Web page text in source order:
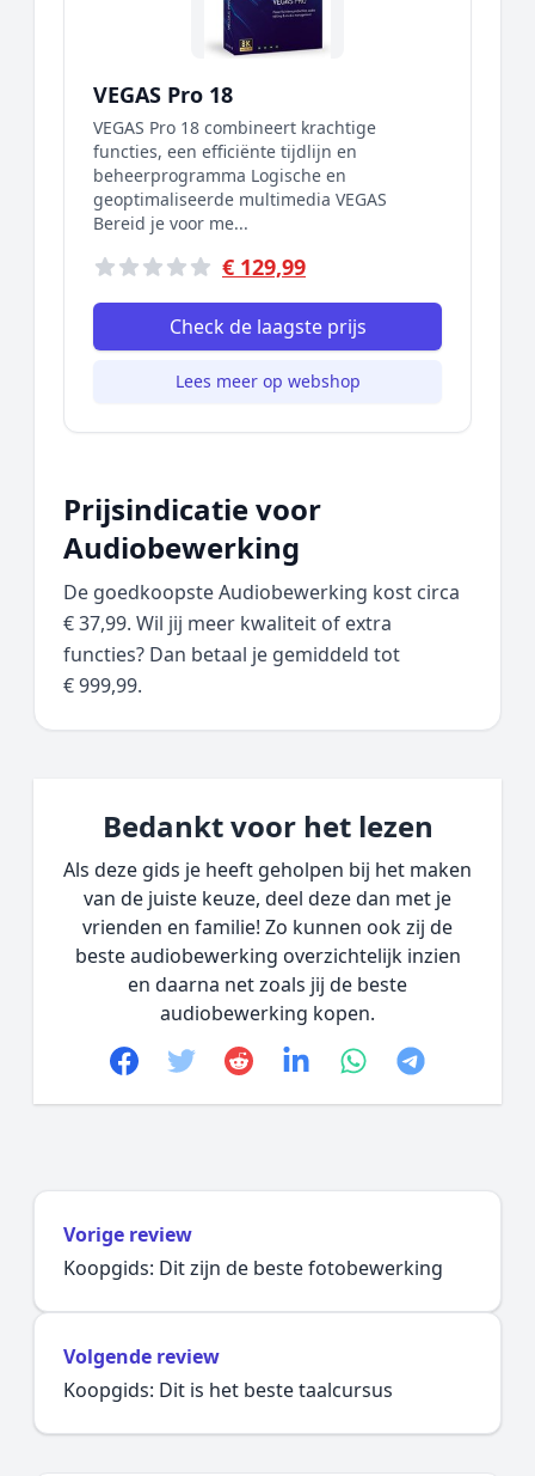
VEGAS Pro 18
VEGAS Pro 18 combineert krachtige
functies, een efficiënte tijdlijn en
beheerprogramma Logische en
geoptimaliseerde multimedia VEGAS
Bereid je voor me...
€ 129,99
Check de laagste prijs
Lees meer op webshop
Prijsindicatie voor
Audiobewerking
De goedkoopste Audiobewerking kost circa
€ 37,99. Wil jij meer kwaliteit of extra
functies? Dan betaal je gemiddeld tot
€ 999,99.
Bedankt voor het lezen
Als deze gids je heeft geholpen bij het maken
van de juiste keuze, deel deze dan met je
vrienden en familie! Zo kunnen ook zij de
beste audiobewerking overzichtelijk inzien
en daarna net zoals jij de beste
audiobewerking kopen.
Facebook
TwitterRedditlinkedinwhatsapp
telegram
Vorige review
Koopgids: Dit zijn de beste fotobewerking
Volgende review
Koopgids: Dit is het beste taalcursus